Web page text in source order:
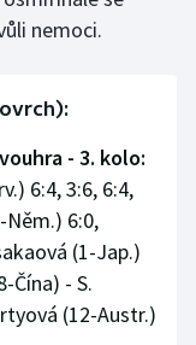
nemoci.
- 3. kolo:
6:4, 3:6, 6:4,
Něm.) 6:0,
(1-Jap.)
Čína) - S.
(12-Austr.)